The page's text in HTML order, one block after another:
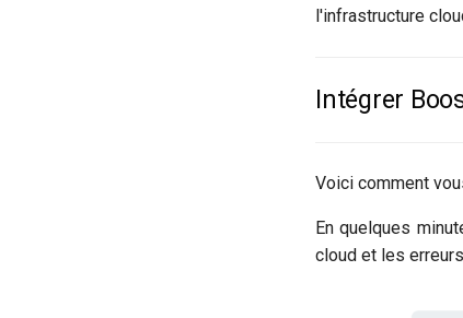
l'infrastructure
Intégrer
Voici comment
En quelques
cloud et les